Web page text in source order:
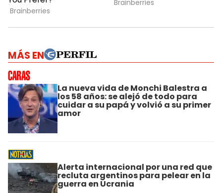
MÁS EN
La nueva vida de Monchi Balestra a
los 58 años: se alejó de todo para
cuidar a su papá y volvió a su primer
amor
Alerta internacional por una red que
recluta argentinos para pelear en la
guerra en Ucrania